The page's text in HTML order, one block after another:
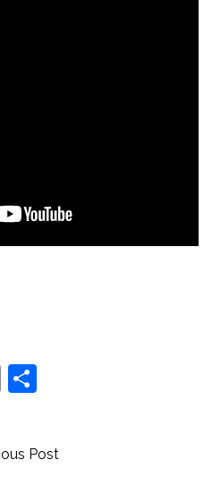
PrintCompartir
Post